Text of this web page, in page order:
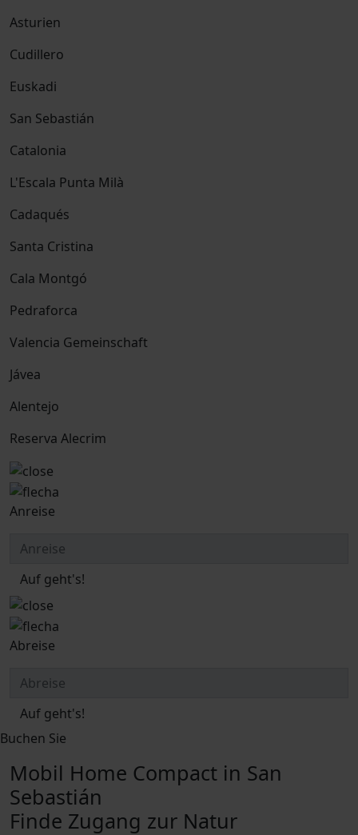
Asturien
Cudillero
Euskadi
San Sebastián
Catalonia
L'Escala Punta Milà
Cadaqués
Santa Cristina
Cala Montgó
Pedraforca
Valencia Gemeinschaft
Jávea
Alentejo
Reserva Alecrim
Anreise
Auf geht's!
Abreise
Auf geht's!
Buchen Sie
Mobil Home Compact in San
Sebastián
Finde Zugang zur Natur